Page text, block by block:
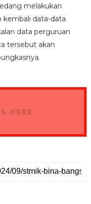
melakukan
kembali data-data
data perguruan
tersebut akan
HERE